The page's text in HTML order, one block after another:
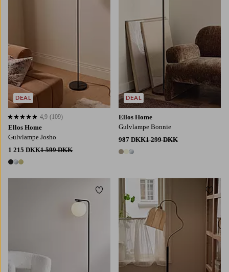
Ellos Home
Gulvlampe Josho
1 215 DKK1 599 DKK
3 farver
4,9 baseret på 109 bedømmelser
4,9 (109)
DEAL
Ellos Home
Gulvlampe Bonnie
987 DKK1 299 DKK
3 farver
DEAL
Tilføj til favoritter